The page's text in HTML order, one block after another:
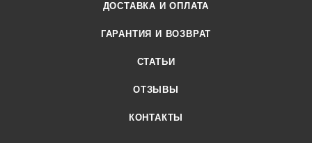
ДОСТАВКА И ОПЛАТА
ГАРАНТИЯ И ВОЗВРАТ
СТАТЬИ
ОТЗЫВЫ
КОНТАКТЫ